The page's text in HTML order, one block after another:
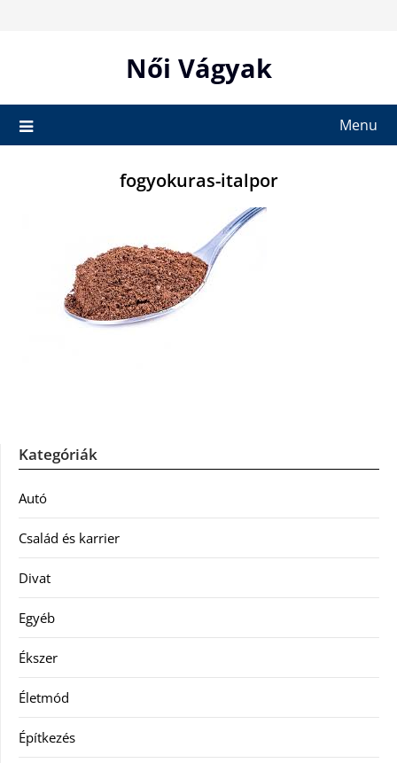
Női Vágyak
Menu
fogyokuras-italpor
Kategóriák
Autó
Család és karrier
Divat
Egyéb
Ékszer
Életmód
Építkezés